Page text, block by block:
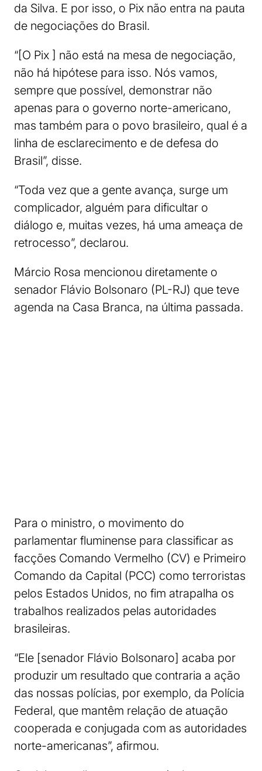
da Silva. E por isso, o Pix não entra na pauta
de negociações do Brasil.
“[O Pix ] não está na mesa de negociação,
não há hipótese para isso. Nós vamos,
sempre que possível, demonstrar não
apenas para o governo norte-americano,
mas também para o povo brasileiro, qual é a
linha de esclarecimento e de defesa do
Brasil”, disse.
“Toda vez que a gente avança, surge um
complicador, alguém para dificultar o
diálogo e, muitas vezes, há uma ameaça de
retrocesso”, declarou.
Márcio Rosa mencionou diretamente o
senador Flávio Bolsonaro (PL-RJ) que teve
agenda na Casa Branca, na última passada.
Para o ministro, o movimento do
parlamentar fluminense para classificar as
facções Comando Vermelho (CV) e Primeiro
Comando da Capital (PCC) como terroristas
pelos Estados Unidos, no fim atrapalha os
trabalhos realizados pelas autoridades
brasileiras.
“Ele [senador Flávio Bolsonaro] acaba por
produzir um resultado que contraria a ação
das nossas polícias, por exemplo, da Polícia
Federal, que mantêm relação de atuação
cooperada e conjugada com as autoridades
norte-americanas”, afirmou.